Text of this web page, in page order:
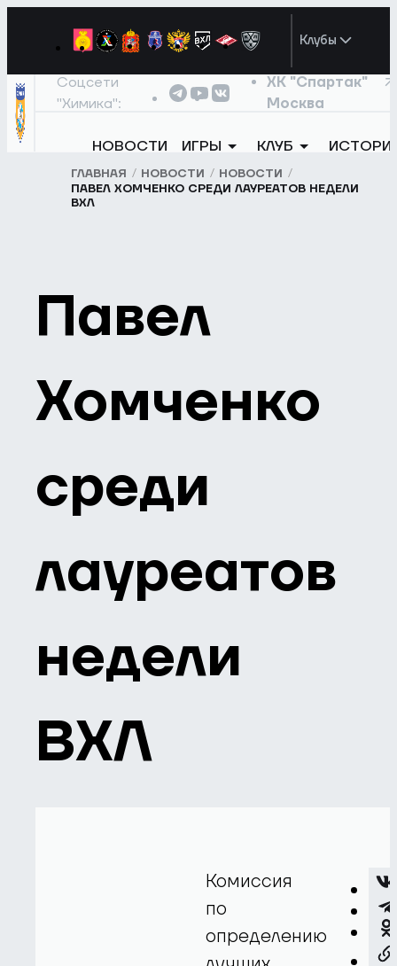
Клубы
Соцсети
"Химика":
ХК "Спартак"
Москва
НОВОСТИ ИГРЫ КЛУБ
ГЛАВНАЯ НОВОСТИ
НОВОСТИ
ПАВЕЛ ХОМЧЕНКО СРЕДИ ЛАУРЕАТОВ НЕДЕЛИ
ВХЛ
Павел
Хомченко
среди
лауреатов
недели
ВХЛ
Комиссия
по
определению